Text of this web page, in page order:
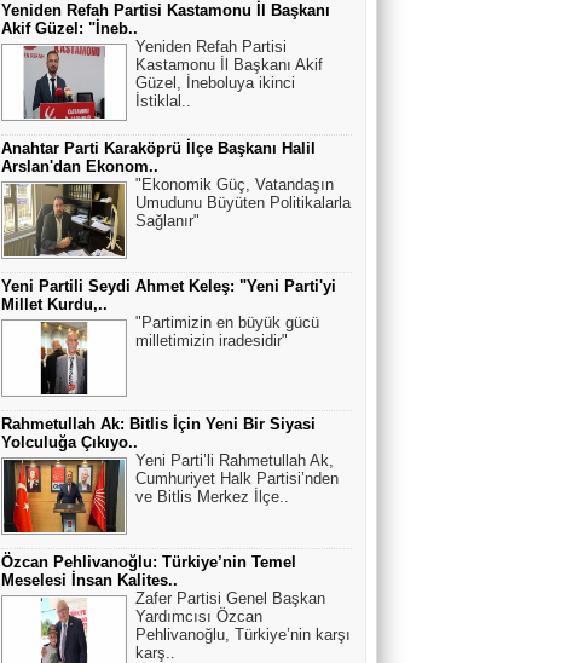
Yeniden Refah Partisi Kastamonu İl Başkanı
Akif Güzel: "İneb..
Yeniden Refah Partisi
Kastamonu İl Başkanı Akif
Güzel, İneboluya ikinci
İstiklal..
Anahtar Parti Karaköprü İlçe Başkanı Halil
Arslan'dan Ekonom..
"Ekonomik Güç, Vatandaşın
Umudunu Büyüten Politikalarla
Sağlanır"
Yeni Partili Seydi Ahmet Keleş: "Yeni Parti'yi
Millet Kurdu,..
"Partimizin en büyük gücü
milletimizin iradesidir"
Rahmetullah Ak: Bitlis İçin Yeni Bir Siyasi
Yolculuğa Çıkıyo..
Yeni Parti’li Rahmetullah Ak,
Cumhuriyet Halk Partisi’nden
ve Bitlis Merkez İlçe..
Özcan Pehlivanoğlu: Türkiye’nin Temel
Meselesi İnsan Kalites..
Zafer Partisi Genel Başkan
Yardımcısı Özcan
Pehlivanoğlu, Türkiye’nin karşı
karş..